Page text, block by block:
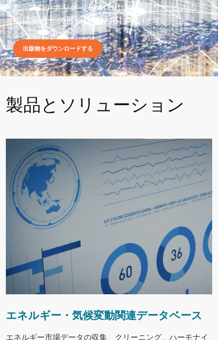
た3つのシナリオ（EnerFuture情報サービスの
構成要素）の最新版を活用しています。
出版物をダウンロードする
製品とソリューション
エネルギー・気候変動関連データベース
エネルギー市場データの収集、クリーニング、ハーモナイ